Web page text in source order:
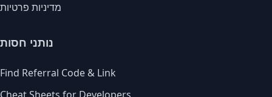
מדיניות פרטיות
נותני חסות
Find Referral Code & Link